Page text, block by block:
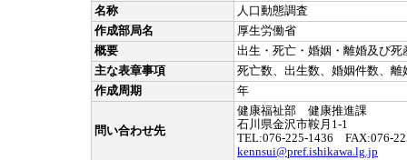
名称
人口動態調査
作成部局名
厚生労働省
概要
出生・死亡・婚姻・離婚及び
主な表章事項
死亡数、出生数、婚姻件数、
作成周期
年
問い合わせ先
健康福祉部 健康推進課
石川県金沢市鞍月1-1
TEL:076-225-1436 FAX:076-
kennsui@pref.ishikawa.lg.jp